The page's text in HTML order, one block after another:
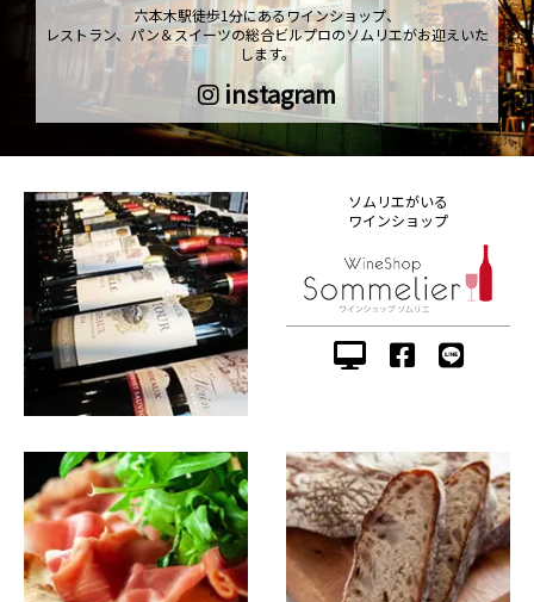
六本木駅徒歩1分にあるワインショップ、
レストラン、パン＆スイーツの総合ビルプロのソムリエがお迎えいた
します。
instagram
ソムリエがいる
ワインショップ